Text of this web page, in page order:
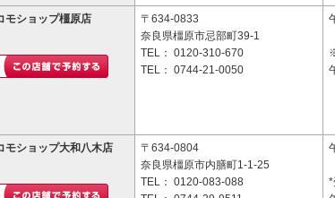
モショップ橿原店
〒634-0833
奈良県橿原市忌部町39-1
TEL： 0120-310-670
TEL： 0744-21-0050
モショップ大和八木店
〒634-0804
奈良県橿原市内膳町1-1-25
TEL： 0120-083-088
*